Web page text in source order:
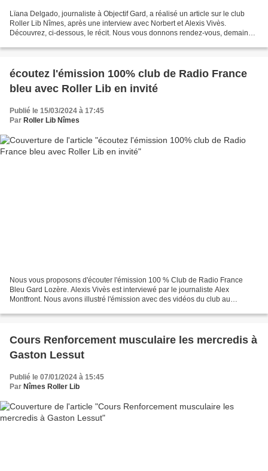
Lïana Delgado, journaliste à Objectif Gard, a réalisé un article sur le club
Roller Lib Nîmes, après une interview avec Norbert et Alexis Vivès.
Découvrez, ci-dessous, le récit. Nous vous donnons rendez-vous, demain
écoutez l'émission 100% club de Radio France
bleu avec Roller Lib en invité
Publié le 15/03/2024 à 17:45
Par Roller Lib Nîmes
Nous vous proposons d'écouter l'émission 100 % Club de Radio France
Bleu Gard Lozère. Alexis Vivès est interviewé par le journaliste Alex
Montfront. Nous avons illustré l'émission avec des vidéos du club au
Cours Renforcement musculaire les mercredis à
Gaston Lessut
Publié le 07/01/2024 à 15:45
Par Nîmes Roller Lib